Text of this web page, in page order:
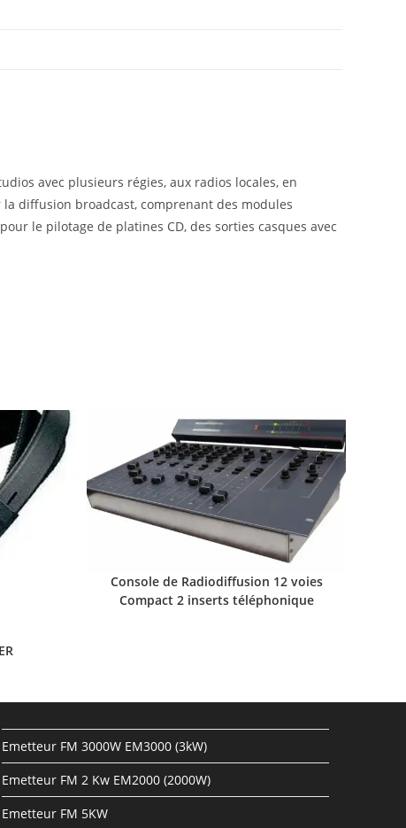
avec plusieurs régies, aux radios locales, en
diffusion broadcast, comprenant des modules
le pilotage de platines CD, des sorties casques avec
Console de Radiodiffusion 12 voies
Compact 2 inserts téléphonique
Emetteur FM 3000W EM3000 (3kW)
Emetteur FM 2 Kw EM2000 (2000W)
Emetteur FM 5KW